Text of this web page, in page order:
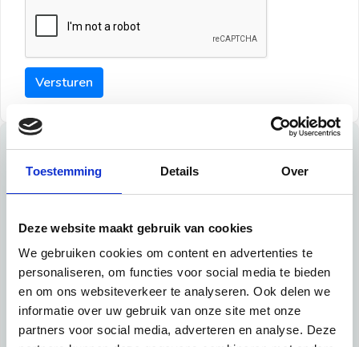
Toestemming Details Over
Deze website maakt gebruik van cookies
We gebruiken cookies om content en advertenties te
personaliseren, om functies voor social media te bieden
en om ons websiteverkeer te analyseren. Ook delen we
informatie over uw gebruik van onze site met onze
partners voor social media, adverteren en analyse. Deze
Versturen
Tips
Tip 1:
Schrijf een duidelijke introductie en geef de volgende
informatie mee:
Ben je student, werkachtig of werkzoekend